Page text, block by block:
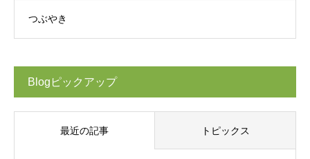
つぶやき
Blogピックアップ
最近の記事 トピックス